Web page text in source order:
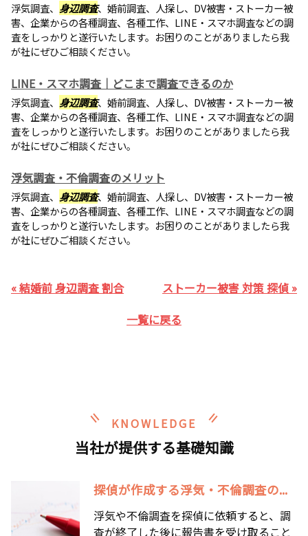
浮気調査、 身辺調査、婚前調査、人探し、DV被害・ストーカー被
害、企業からの各種調査、各種工作、LINE・スマホ調査などの調
査をしっかりと遂行いたします。お困りのことがありましたら我
が社にぜひご相談ください。
LINE・スマホ調査｜どこまで調査できるのか
浮気調査、 身辺調査、婚前調査、人探し、DV被害・ストーカー被
害、企業からの各種調査、各種工作、LINE・スマホ調査などの調
査をしっかりと遂行いたします。お困りのことがありましたら我
が社にぜひご相談ください。
浮気調査・不倫調査のメリット
浮気調査、 身辺調査、婚前調査、人探し、DV被害・ストーカー被
害、企業からの各種調査、各種工作、LINE・スマホ調査などの調
査をしっかりと遂行いたします。お困りのことがありましたら我
が社にぜひご相談ください。
« 結婚前 身辺調査 割合
ストーカー被害 対策 探偵 »
一覧に戻る
KNOWLEDGE
当社が提供する基礎知識
探偵が作成する浮気・不倫調査の...
浮気や不倫調査を探偵に依頼すると、調
査が終了した後に報告書を受け取ること